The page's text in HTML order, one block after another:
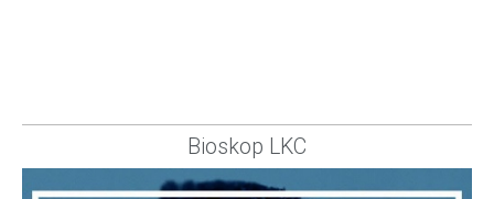
Bioskop LKC